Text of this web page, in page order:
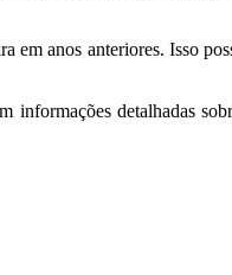
anos anteriores. Isso
detalhadas